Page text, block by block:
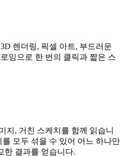
렌더링, 픽셀 아트, 부드러운
잉으로 한 번의 클릭과 짧은 스
지, 거친 스케치를 함께 읽습니
모두 섞을 수 있어 어느 하나만
한 결과를 얻습니다.